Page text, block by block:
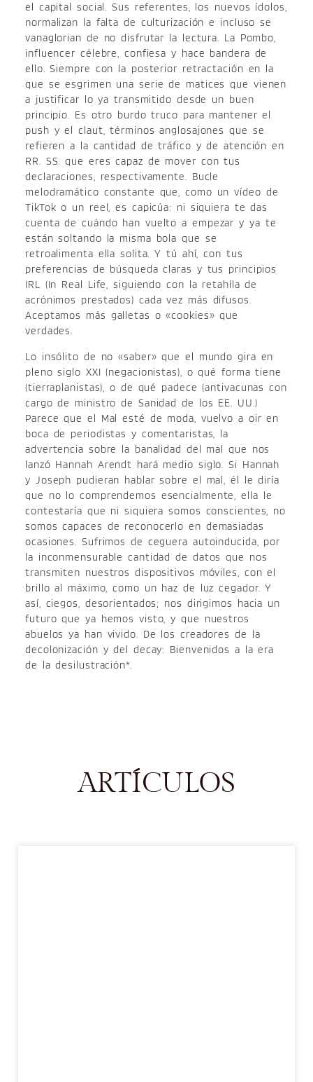
el capital social. Sus referentes, los nuevos ídolos,
normalizan la falta de culturización e incluso se
vanaglorian de no disfrutar la lectura. La Pombo,
influencer célebre, confiesa y hace bandera de
ello. Siempre con la posterior retractación en la
que se esgrimen una serie de matices que vienen
a justificar lo ya transmitido desde un buen
principio. Es otro burdo truco para mantener el
push y el claut, términos anglosajones que se
refieren a la cantidad de tráfico y de atención en
RR. SS. que eres capaz de mover con tus
declaraciones, respectivamente. Bucle
melodramático constante que, como un vídeo de
TikTok o un reel, es capicúa: ni siquiera te das
cuenta de cuándo han vuelto a empezar y ya te
están soltando la misma bola que se
retroalimenta ella solita. Y tú ahí, con tus
preferencias de búsqueda claras y tus principios
IRL (In Real Life, siguiendo con la retahíla de
acrónimos prestados) cada vez más difusos.
Aceptamos más galletas o «cookies» que
verdades.
Lo insólito de no «saber» que el mundo gira en
pleno siglo XXI (negacionistas), o qué forma tiene
(tierraplanistas), o de qué padece (antivacunas con
cargo de ministro de Sanidad de los EE. UU.)
Parece que el Mal esté de moda, vuelvo a oir en
boca de periodistas y comentaristas, la
advertencia sobre la banalidad del mal que nos
lanzó Hannah Arendt hará medio siglo. Si Hannah
y Joseph pudieran hablar sobre el mal, él le diría
que no lo comprendemos esencialmente, ella le
contestaría que ni siquiera somos conscientes, no
somos capaces de reconocerlo en demasiadas
ocasiones. Sufrimos de ceguera autoinducida, por
la inconmensurable cantidad de datos que nos
transmiten nuestros dispositivos móviles, con el
brillo al máximo, como un haz de luz cegador. Y
así, ciegos, desorientados; nos dirigimos hacia un
futuro que ya hemos visto, y que nuestros
abuelos ya han vivido. De los creadores de la
decolonización y del decay: Bienvenidos a la era
de la desilustración*.
ARTÍCULOS